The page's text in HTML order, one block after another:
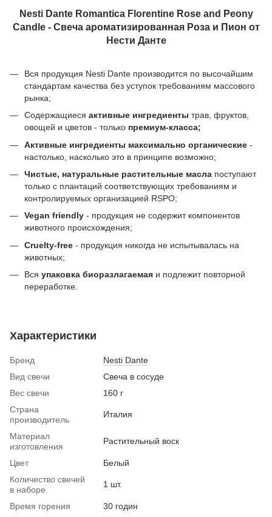
Nesti Dante Romantica Florentine Rose and Peony
Candle - Свеча ароматизированная Роза и Пион от
Нести Данте
Вся продукция Nesti Dante производится по высочайшим
стандартам качества без уступок требованиям массового
рынка;
Содержащиеся активные ингредиенты трав, фруктов,
овощей и цветов - только премиум-класса;
Активные ингредиенты максимально органические -
настолько, насколько это в принципе возможно;
Чистые, натуральные растительные масла поступают
только с плантаций соответствующих требованиям и
контролируемых организацией RSPO;
Vegan friendly - продукция не содержит компонентов
животного происхождения;
Cruelty-free - продукция никогда не испытывалась на
животных;
Вся упаковка биоразлагаемая и подлежит повторной
переработке.
Характеристики
Бренд
Nesti Dante
Вид свечи
Свеча в сосуде
Вес свечи
160 г
Страна
производитель
Италия
Материал
изготовления
Растительный воск
Цвет
Белый
Количество свечей
в наборе
1 шт.
Время горения
30 годин